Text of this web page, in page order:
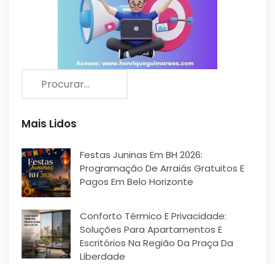
Mais Lidos
Festas Juninas Em BH 2026:
Programação De Arraiás Gratuitos E
Pagos Em Belo Horizonte
Conforto Térmico E Privacidade:
Soluções Para Apartamentos E
Escritórios Na Região Da Praça Da
Liberdade